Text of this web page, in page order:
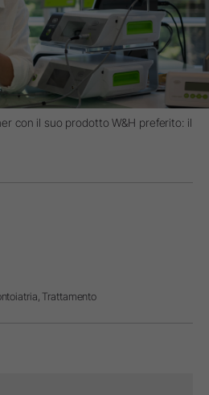
con il suo prodotto W&H preferito: il
Trattamento